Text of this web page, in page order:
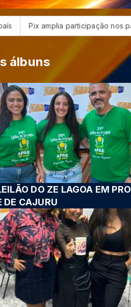
participação nos pagamentos
álbuns
DO ZE LAGOA EM
DE CAJURU